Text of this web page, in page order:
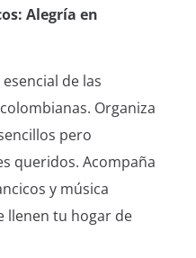
Alegría en
de las
Organiza
pero
queridos. Acompaña
y música
llenen tu hogar de